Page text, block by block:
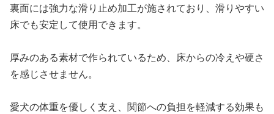
裏面には強力な滑り止め加工が施されており、滑りやすい
床でも安定して使用できます。
厚みのある素材で作られているため、床からの冷えや硬さ
を感じさせません。
愛犬の体重を優しく支え、関節への負担を軽減する効果も